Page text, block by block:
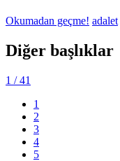
Okumadan geçme! adalet
Diğer başlıklar
1 / 41
1
2
3
4
5